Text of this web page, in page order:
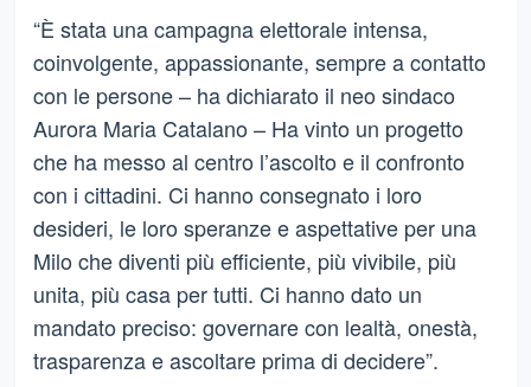
“È stata una campagna elettorale intensa,
coinvolgente, appassionante, sempre a contatto
con le persone – ha dichiarato il neo sindaco
Aurora Maria Catalano – Ha vinto un progetto
che ha messo al centro l’ascolto e il confronto
con i cittadini. Ci hanno consegnato i loro
desideri, le loro speranze e aspettative per una
Milo che diventi più efficiente, più vivibile, più
unita, più casa per tutti. Ci hanno dato un
mandato preciso: governare con lealtà, onestà,
trasparenza e ascoltare prima di decidere”.